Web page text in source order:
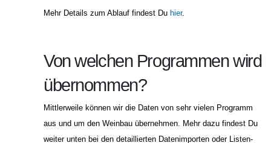
Mehr Details zum Ablauf findest Du hier.
Von welchen Programmen wird
übernommen?
Mittlerweile können wir die Daten von sehr vielen Programm
aus und um den Weinbau übernehmen. Mehr dazu findest Du
weiter unten bei den detaillierten Datenimporten oder Listen-